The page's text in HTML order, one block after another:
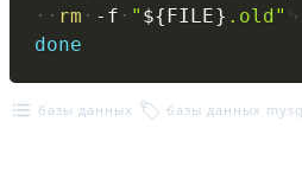
rm
-f " ${FILE} .old"
done
базы данных базы данных